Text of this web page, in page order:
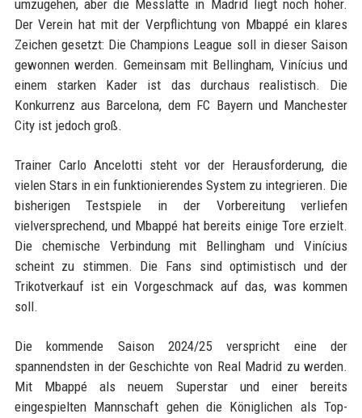
umzugehen, aber die Messlatte in Madrid liegt noch höher.
Der Verein hat mit der Verpflichtung von Mbappé ein klares
Zeichen gesetzt: Die Champions League soll in dieser Saison
gewonnen werden. Gemeinsam mit Bellingham, Vinícius und
einem starken Kader ist das durchaus realistisch. Die
Konkurrenz aus Barcelona, dem FC Bayern und Manchester
City ist jedoch groß.
Trainer Carlo Ancelotti steht vor der Herausforderung, die
vielen Stars in ein funktionierendes System zu integrieren. Die
bisherigen Testspiele in der Vorbereitung verliefen
vielversprechend, und Mbappé hat bereits einige Tore erzielt.
Die chemische Verbindung mit Bellingham und Vinícius
scheint zu stimmen. Die Fans sind optimistisch und der
Trikotverkauf ist ein Vorgeschmack auf das, was kommen
soll.
Die kommende Saison 2024/25 verspricht eine der
spannendsten in der Geschichte von Real Madrid zu werden.
Mit Mbappé als neuem Superstar und einer bereits
eingespielten Mannschaft gehen die Königlichen als Top-